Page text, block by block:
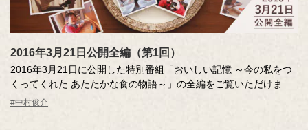
2016年3月21日公開全編（第1回）
2016年3月21日に公開した特別番組「おいしい記憶 ～今の私をつ
くってくれた あたたかな食の物語～」の全編をご覧いただけま
す。
#中村俊介